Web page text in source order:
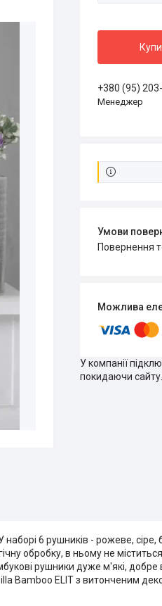
+380 (95)
Менеджер
повернення
У компанії
покидаючи сайту.
6 рушників - рожеве, сіре,
обробку, в ньому не
рушники дуже м'які,
Bamboo ELIT з витонченим